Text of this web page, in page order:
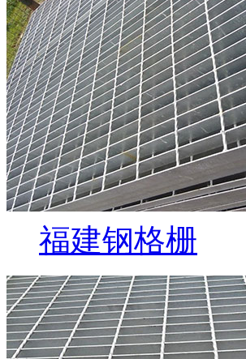
福建钢格栅